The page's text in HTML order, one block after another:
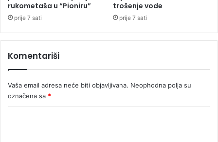
j
e
i
,
k
o
l
rukometaša u “Pioniru”
prije 7 sati
trošenje vode
prije 7 sati
Komentariši
Vaša email adresa neće biti objavljivana. Neophodna polja su
označena sa *